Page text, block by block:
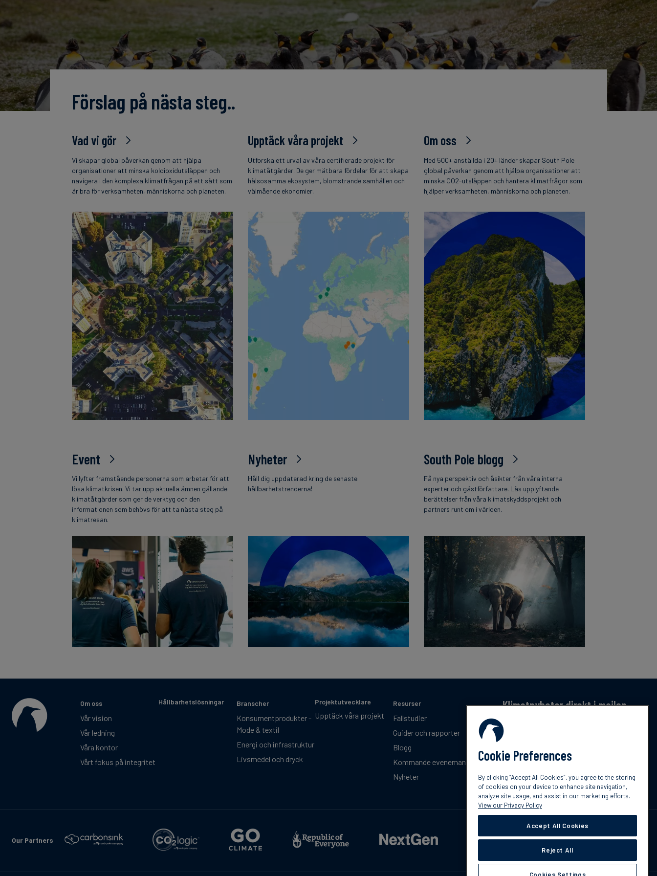
Förslag på nästa steg..
Vad vi gör
Vi skapar global påverkan genom att hjälpa
organisationer att minska koldioxidutsläppen och
navigera i den komplexa klimatfrågan på ett sätt som
är bra för verksamheten, människorna och planeten.
Upptäck våra projekt
Utforska ett urval av våra certifierade projekt för
klimatåtgärder. De ger mätbara fördelar för att skapa
hälsosamma ekosystem, blomstrande samhällen och
välmående ekonomier.
Om oss
Med 500+ anställda i 20+ länder skapar South Pole
global påverkan genom att hjälpa organisationer att
minska CO2-utsläppen och hantera klimatfrågor som
hjälper verksamheten, människorna och planeten.
Event
Vi lyfter framstående personerna som arbetar för att
lösa klimatkrisen. Vi tar upp aktuella ämnen gällande
klimatåtgärder som ger de verktyg och den
informationen som behövs för att ta nästa steg på
klimatresan.
Nyheter
Håll dig uppdaterad kring de senaste
hållbarhetstrenderna!
South Pole blogg
Få nya perspektiv och åsikter från våra interna
experter och gästförfattare. Läs upplyftande
berättelser från våra klimatskyddsprojekt och
partners runt om i världen.
English
Om oss
Vår vision
Vår ledning
Våra kontor
Vårt fokus på integritet
Hållbarhetslösningar Branscher
Konsumentprodukter -
Mode & textil
Energi och infrastruktur
Livsmedel och dryck
Projektutvecklare
Upptäck våra projekt
Resurser
Fallstudier
Guider och rapporter
Blogg
Kommande evenemang
Nyheter
Klimatnyheter direkt i mailen
Få en månatlig sammanfattning av de senaste
trenderna, nyheterna, innovationerna och
Prenumerera
Our Partners
Cookie Preferences
By clicking “Accept All Cookies”, you agree to the storing
of cookies on your device to enhance site navigation,
analyze site usage, and assist in our marketing efforts.
View our Privacy Policy
Accept All Cookies
Reject All